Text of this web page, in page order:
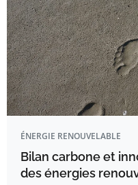
ÉNERGIE RENOUVELABLE
Bilan carbone et
des énergies